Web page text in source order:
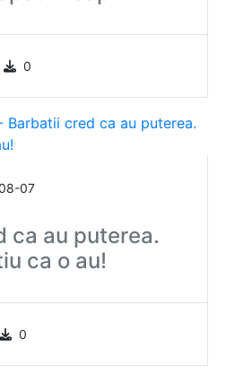
0
07
ca au puterea.
ca o au!
0